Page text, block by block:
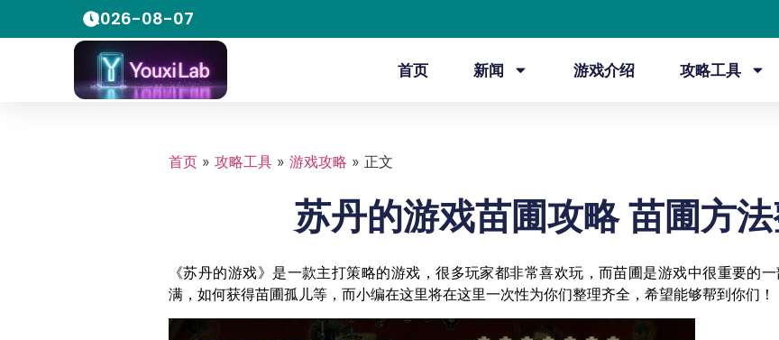
2026-08-07
首页 新闻 游戏介绍 攻略工具
首页 » 攻略工具 » 游戏攻略 » 正文
苏丹的游戏苗圃攻略 苗圃方
《苏丹的游戏》是一款主打策略的游戏，很多玩家都非常喜欢玩，而苗圃是游戏中很重要的
满，如何获得苗圃孤儿等，而小编在这里将在这里一次性为你们整理齐全，希望能够帮到你们！